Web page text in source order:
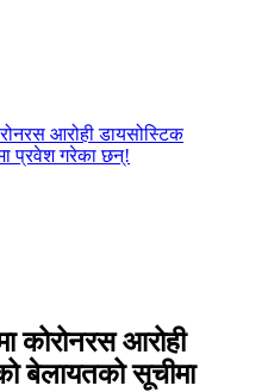
आरोही डायसोस्टिक
प्रवेश गरेका छन्!
कोरोनरस आरोही
बेलायतको सूचीमा